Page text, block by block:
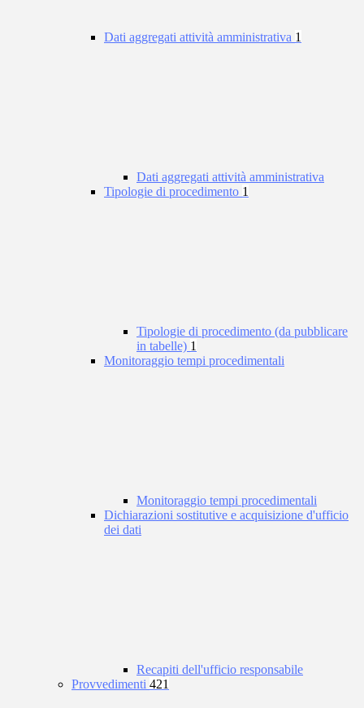
Dati aggregati attività amministrativa 1
Dati aggregati attività amministrativa
Tipologie di procedimento 1
Tipologie di procedimento (da pubblicare
in tabelle) 1
Monitoraggio tempi procedimentali
Monitoraggio tempi procedimentali
Dichiarazioni sostitutive e acquisizione d'ufficio
dei dati
Recapiti dell'ufficio responsabile
Provvedimenti 421